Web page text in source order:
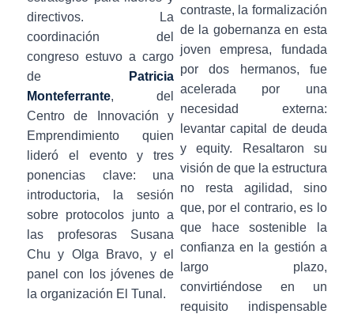
directivos. La
coordinación del
congreso estuvo a cargo
de
Patricia
Monteferrante, del
Centro de Innovación y
Emprendimiento quien
lideró el evento y tres
ponencias clave: una
introductoria, la sesión
sobre protocolos junto a
las profesoras Susana
Chu y Olga Bravo, y el
panel con los jóvenes de
la organización El Tunal.
contraste, la formalización
de la gobernanza en esta
joven empresa, fundada
por dos hermanos, fue
acelerada por una
necesidad externa:
levantar capital de deuda
y equity. Resaltaron su
visión de que la estructura
no resta agilidad, sino
que, por el contrario, es lo
que hace sostenible la
confianza en la gestión a
largo plazo,
convirtiéndose en un
requisito indispensable